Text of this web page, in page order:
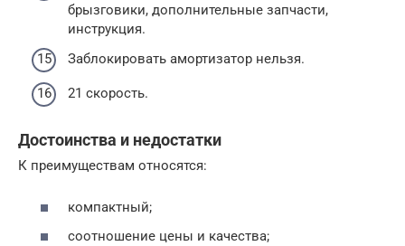
брызговики, дополнительные запчасти,
инструкция.
Заблокировать амортизатор нельзя.
21 скорость.
Достоинства и недостатки
К преимуществам относятся:
компактный;
соотношение цены и качества;